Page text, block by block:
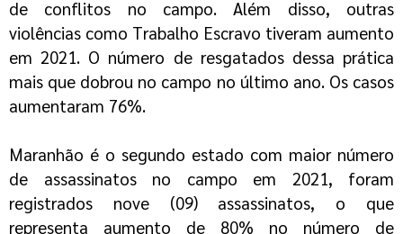
de conflitos no campo. Além disso, outras
violências como Trabalho Escravo tiveram aumento
em 2021. O número de resgatados dessa prática
mais que dobrou no campo no último ano. Os casos
aumentaram 76%.
Maranhão é o segundo estado com maior número
de assassinatos no campo em 2021, foram
registrados nove (09) assassinatos, o que
representa aumento de 80% no número de